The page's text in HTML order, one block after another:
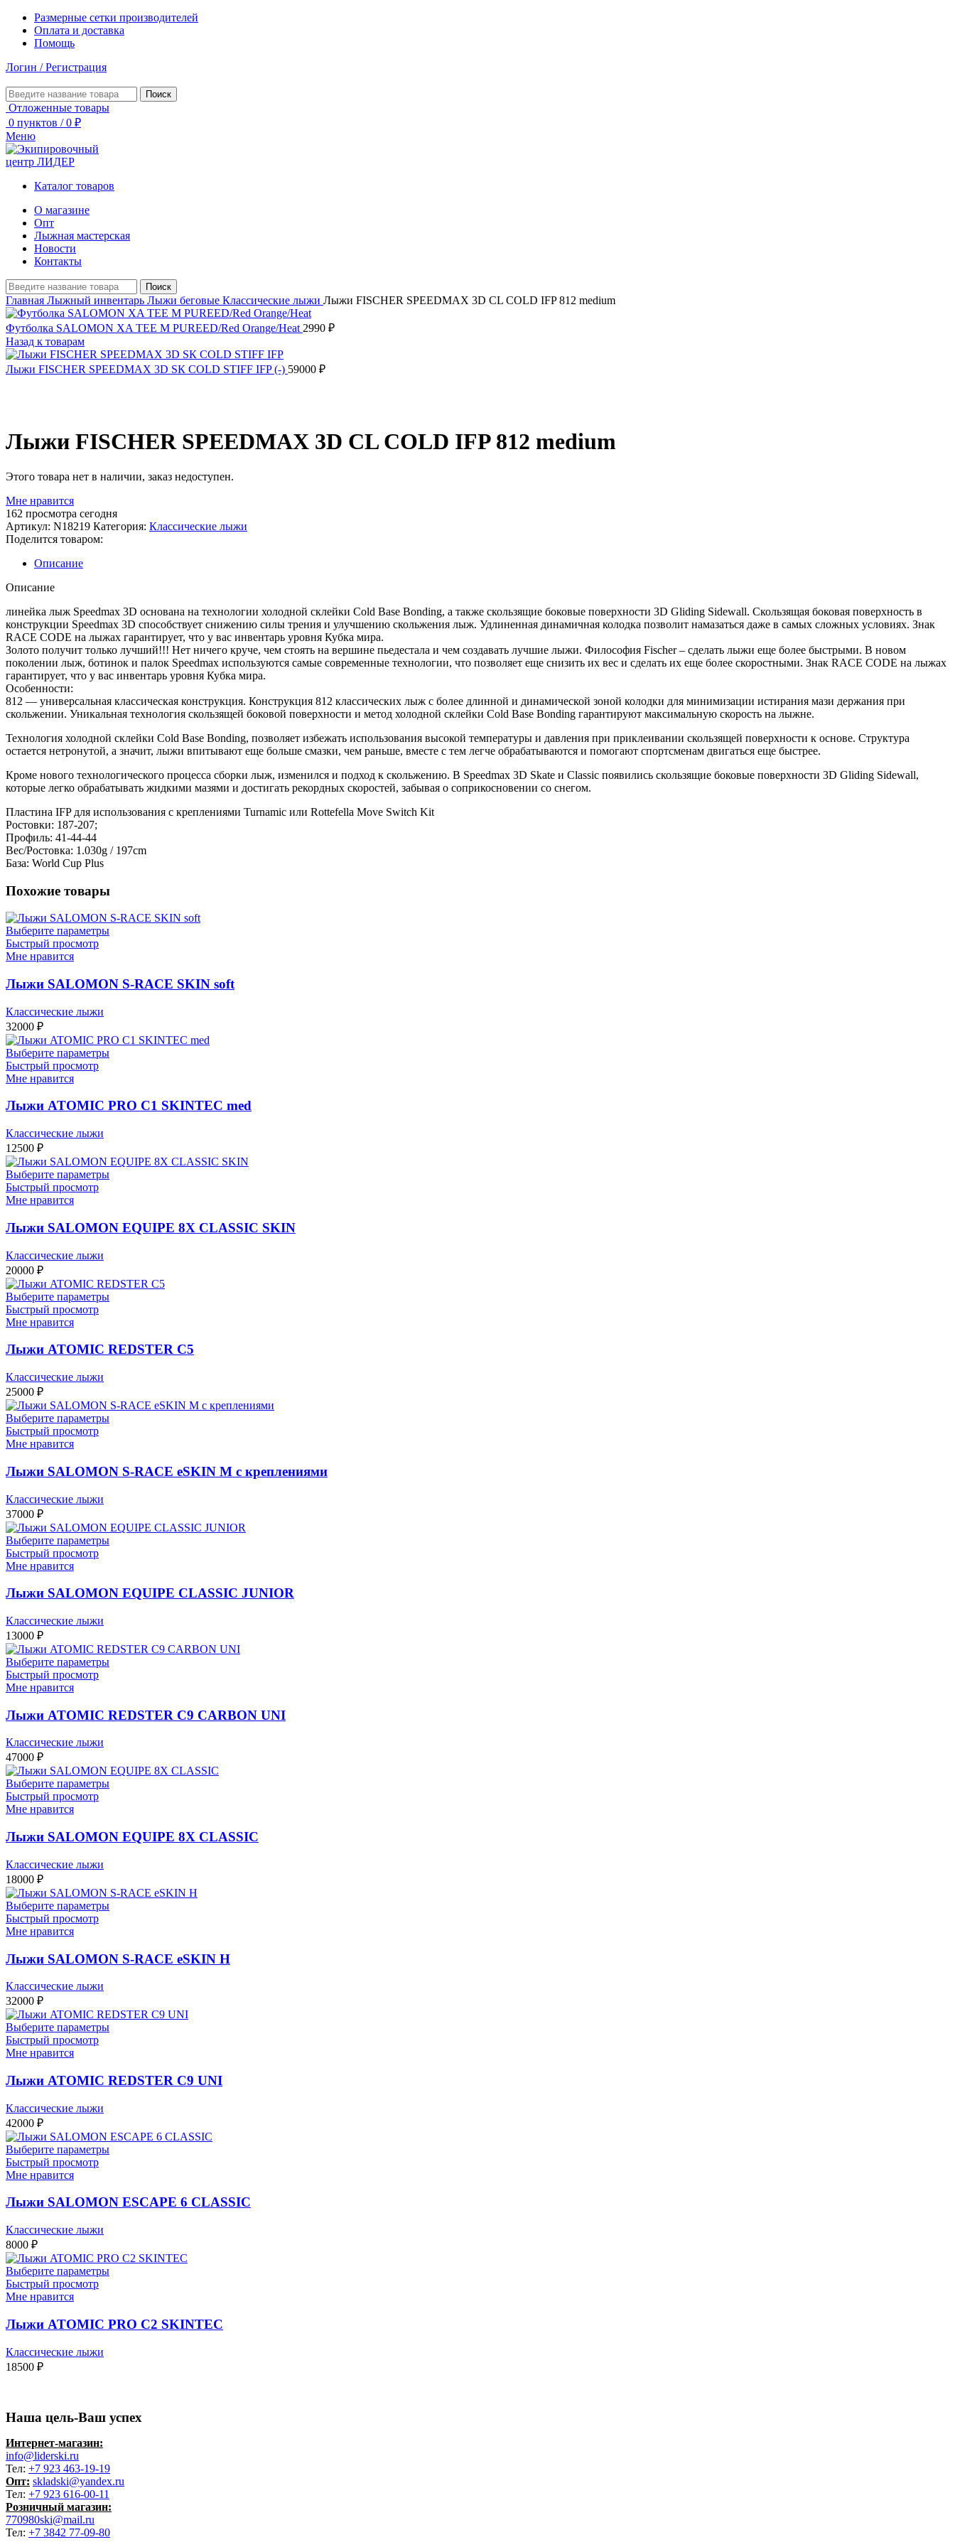
Размерные сетки производителей
Оплата и доставка
Помощь
Логин / Регистрация
Поиск
Отложенные товары
0 пунктов / 0 ₽
Меню
Каталог товаров
О магазине
Опт
Лыжная мастерская
Новости
Контакты
Поиск
Главная Лыжный инвентарь Лыжи беговые Классические лыжи Лыжи FISCHER SPEEDMAX 3D CL COLD IFP 812 medium
Футболка SALOMON XA TEE M PUREED/Red Orange/Heat 2990 ₽
Назад к товарам
Лыжи FISCHER SPEEDMAX 3D SК COLD STIFF IFP (-) 59000 ₽
Лыжи FISCHER SPEEDMAX 3D CL COLD IFP 812 medium
Этого товара нет в наличии, заказ недоступен.
Мне нравится
162 просмотра сегодня
Артикул: N18219 Категория: Классические лыжи
Поделится товаром:
Описание
Описание
линейка лыж Speedmax 3D основана на технологии холодной склейки Cold Base Bonding, а также скользящие боковые поверхности 3D Gliding Sidewall. Скользящая боковая поверхность в
конструкции Speedmax 3D способствует снижению силы трения и улучшению скольжения лыж. Удлиненная динамичная колодка позволит намазаться даже в самых сложных условиях. Знак
RACE CODE на лыжах гарантирует, что у вас инвентарь уровня Кубка мира.
Золото получит только лучший!!! Нет ничего круче, чем стоять на вершине пьедестала и чем создавать лучшие лыжи. Философия Fischer – сделать лыжи еще более быстрыми. В новом
поколении лыж, ботинок и палок Speedmax используются самые современные технологии, что позволяет еще снизить их вес и сделать их еще более скоростными. Знак RACE CODE на лыжах
гарантирует, что у вас инвентарь уровня Кубка мира.
Особенности:
812 — универсальная классическая конструкция. Конструкция 812 классических лыж с более длинной и динамической зоной колодки для минимизации истирания мази держания при
скольжении. Уникальная технология скользящей боковой поверхности и метод холодной склейки Cold Base Bonding гарантируют максимальную скорость на лыжне.
Технология холодной склейки Cold Base Bonding, позволяет избежать использования высокой температуры и давления при приклеивании скользящей поверхности к основе. Структура
остается нетронутой, а значит, лыжи впитывают еще больше смазки, чем раньше, вместе с тем легче обрабатываются и помогают спортсменам двигаться еще быстрее.
Кроме нового технологического процесса сборки лыж, изменился и подход к скольжению. В Speedmax 3D Skate и Classic появились скользящие боковые поверхности 3D Gliding Sidewall,
которые легко обрабатывать жидкими мазями и достигать рекордных скоростей, забывая о соприкосновении со снегом.
Пластина IFP для использования с креплениями Turnamic или Rottefella Move Switch Kit
Ростовки: 187-207;
Профиль: 41-44-44
Вес/Ростовка: 1.030g / 197cm
База: World Cup Plus
Похожие товары
Выберите параметры
Быстрый просмотр
Мне нравится
Лыжи SALOMON S-RACE SKIN soft
Классические лыжи
32000 ₽
Выберите параметры
Быстрый просмотр
Мне нравится
Лыжи ATOMIC PRO C1 SKINTEC med
Классические лыжи
12500 ₽
Выберите параметры
Быстрый просмотр
Мне нравится
Лыжи SALOMON EQUIPE 8X CLASSIC SKIN
Классические лыжи
20000 ₽
Выберите параметры
Быстрый просмотр
Мне нравится
Лыжи ATOMIC REDSTER C5
Классические лыжи
25000 ₽
Выберите параметры
Быстрый просмотр
Мне нравится
Лыжи SALOMON S-RACE eSKIN M с креплениями
Классические лыжи
37000 ₽
Выберите параметры
Быстрый просмотр
Мне нравится
Лыжи SALOMON EQUIPE CLASSIC JUNIOR
Классические лыжи
13000 ₽
Выберите параметры
Быстрый просмотр
Мне нравится
Лыжи ATOMIC REDSTER C9 CARBON UNI
Классические лыжи
47000 ₽
Выберите параметры
Быстрый просмотр
Мне нравится
Лыжи SALOMON EQUIPE 8X CLASSIC
Классические лыжи
18000 ₽
Выберите параметры
Быстрый просмотр
Мне нравится
Лыжи SALOMON S-RACE eSKIN H
Классические лыжи
32000 ₽
Выберите параметры
Быстрый просмотр
Мне нравится
Лыжи ATOMIC REDSTER C9 UNI
Классические лыжи
42000 ₽
Выберите параметры
Быстрый просмотр
Мне нравится
Лыжи SALOMON ESCAPE 6 CLASSIC
Классические лыжи
8000 ₽
Выберите параметры
Быстрый просмотр
Мне нравится
Лыжи ATOMIC PRO C2 SKINTEC
Классические лыжи
18500 ₽
Наша цель-Ваш успех
Интернет-магазин:
info@liderski.ru
Тел: +7 923 463-19-19
Опт: skladski@yandex.ru
Тел: +7 923 616-00-11
Розничный магазин:
770980ski@mail.ru
Тел: +7 3842 77-09-80